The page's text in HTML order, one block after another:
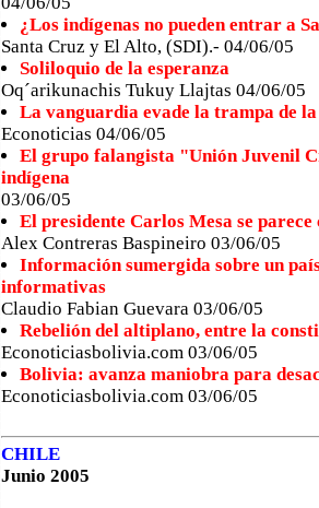
¿Los indígenas no pueden entrar a
Santa Cruz y El Alto, (SDI).- 04/06/05
Soliloquio de la esperanza
Oq´arikunachis Tukuy Llajtas 04/06/05
La vanguardia evade la trampa de
Econoticias 04/06/05
El grupo falangista "Unión Juvenil
indígena
03/06/05
El presidente Carlos Mesa se parece
Alex Contreras Baspineiro 03/06/05
Información sumergida sobre un
informativas
Claudio Fabian Guevara 03/06/05
Rebelión del altiplano, entre la
Econoticiasbolivia.com 03/06/05
Bolivia: avanza maniobra para
Econoticiasbolivia.com 03/06/05
CHILE
Junio 2005